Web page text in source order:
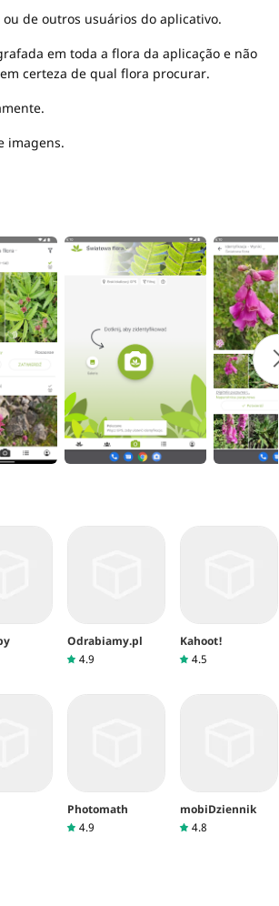
de outros usuários do aplicativo.
em toda a flora da aplicação e não
certeza de qual flora procurar.
imagens.
Odrabiamy.pl
4.9
Kahoot!
4.5
Photomath
4.9
mobiDziennik
4.8